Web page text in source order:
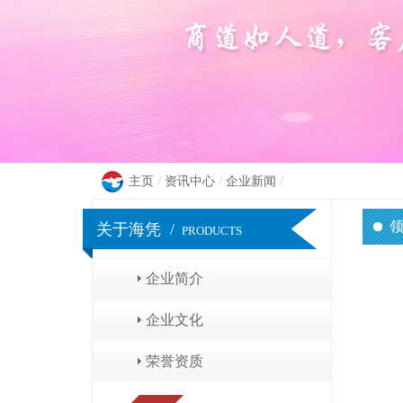
主页 / 资讯中心 / 企业新闻 /
关于海凭 / PRODUCTS
企业简介
企业文化
荣誉资质